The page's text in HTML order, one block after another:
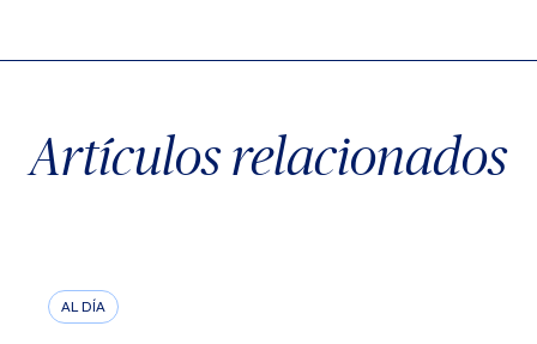
Artículos relacionados
AL DÍA